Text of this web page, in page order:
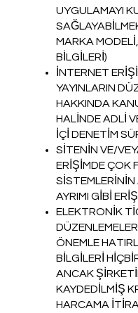
UYGULAMAYI
MARKA
BİLGİLERİ)
İNTERNET
YAYINLARIN
HAKKINDA
HALİNDE ADLİ
İÇİ DENETİM
SİTENİN VE/
ERİŞİMDE ÇOK
AYRIMI GİBİ
ELEKTRONİK
ÖNEMLE
BİLGİLERİ
ANCAK
KAYDEDİLMİŞ
HARCAMA